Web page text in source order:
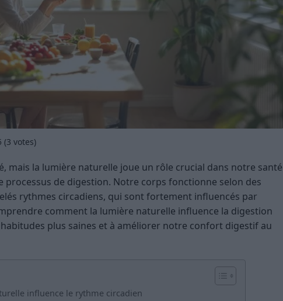
(3 votes)
mais la lumière naturelle joue un rôle crucial dans notre santé
processus de digestion. Notre corps fonctionne selon des
rythmes circadiens, qui sont fortement influencés par
comment la lumière naturelle influence la digestion
plus saines et à améliorer notre confort digestif au
influence le rythme circadien